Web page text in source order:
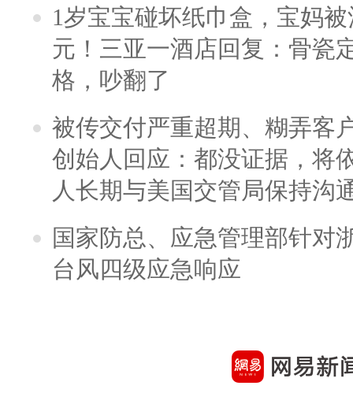
1岁宝宝碰坏纸巾盒，宝妈
元！三亚一酒店回复：骨瓷
格，吵翻了
被传交付严重超期、糊弄客
创始人回应：都没证据，将
人长期与美国交管局保持沟
国家防总、应急管理部针对
台风四级应急响应